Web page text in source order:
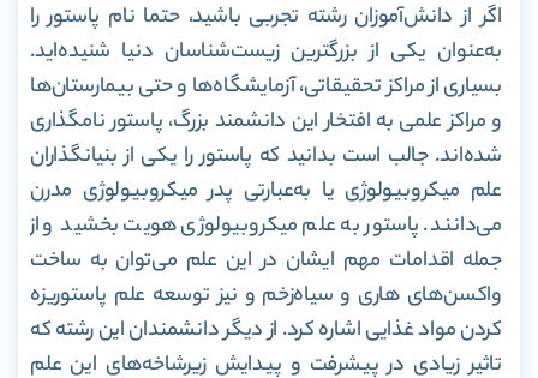
اگر از دانش‌آموزان رشته تجربی باشید، حتما نام پاستور را
به‌عنوان یکی از بزرگترین زیست‌شناسان دنیا شنیده‌اید.
بسیاری از مراکز تحقیقاتی، آزمایشگاه‌ها و حتی بیمارستان‌ها
و مراکز علمی به افتخار این دانشمند بزرگ، پاستور نامگذاری
شده‌اند. جالب است بدانید که پاستور را یکی از بنیانگذاران
علم میکروبیولوژی یا به‌عبارتی پدر میکروبیولوژی مدرن
می‌دانند. پاستور به علم میکروبیولوژی هویت بخشید و از
جمله اقدامات مهم ایشان در این علم می‌توان به ساخت
واکسن‌های هاری و سیاه‌زخم و نیز توسعه علم پاستوریزه
کردن مواد غذایی اشاره کرد. از دیگر دانشمندان این رشته که
تاثیر زیادی در پیشرفت و پیدایش زیرشاخه‌های این علم